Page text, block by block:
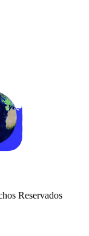
Reservados